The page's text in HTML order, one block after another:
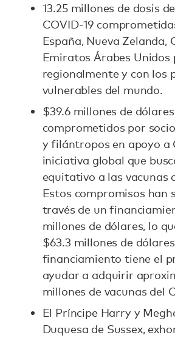
13.25 millones de dosis
COVID-19
España, Nueva Zelanda,
Emiratos Árabes
regionalmente y con los
vulnerables del mundo.
$39.6 millones de
comprometidos por
y filántropos en apoyo a
iniciativa global que
equitativo a las vacunas
Estos compromisos han
través de un
millones de dólares, lo
$63.3 millones de
financiamiento tiene el
ayudar a adquirir
millones de vacunas del
El Príncipe Harry y
Duquesa de Sussex,